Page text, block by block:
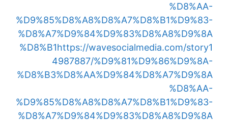
%D8%AA-
%D9%85%D8%A8%D8%A7%D8%B1%D9%83-
%D8%A7%D9%84%D9%83%D8%A8%D9%8A
%D8%B1https://wavesocialmedia.com/story1
4987887/%D9%81%D9%86%D9%8A-
%D8%B3%D8%AA%D9%84%D8%A7%D9%8A
%D8%AA-
%D9%85%D8%A8%D8%A7%D8%B1%D9%83-
%D8%A7%D9%84%D9%83%D8%A8%D9%8A